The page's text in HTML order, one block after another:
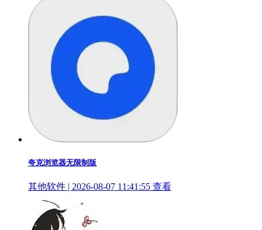
夸克浏览器无限制版
其他软件 | 2026-08-07 11:41:55 查看